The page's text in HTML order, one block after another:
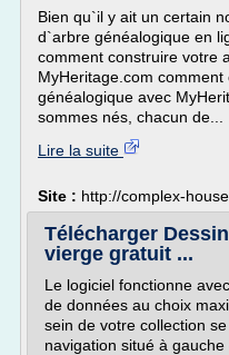
Bien qu`il y ait un certain
d`arbre généalogique en
comment construire votre
MyHeritage.com
généalogique avec
sommes nés, chacun de...
Lire la suite
Site : http://complex-
Télécharger
vierge gratuit ...
Le logiciel fonctionne
de données au choix
sein de votre collection
navigation situé à